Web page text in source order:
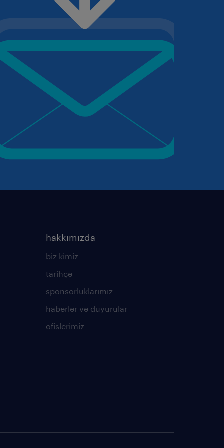
hakkımızda
biz kimiz
tarihçe
sponsorluklarımız
haberler ve duyurular
ofislerimiz